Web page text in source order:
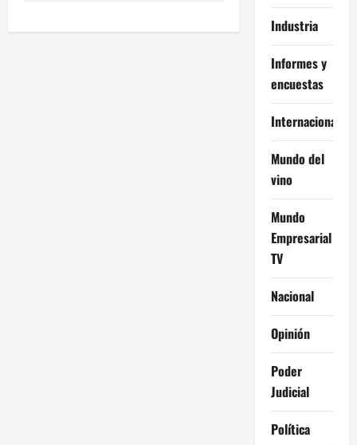
Industria
Informes y
encuestas
Internacional
Mundo del
vino
Mundo
Empresarial
TV
Nacional
Opinión
Poder
Judicial
Política